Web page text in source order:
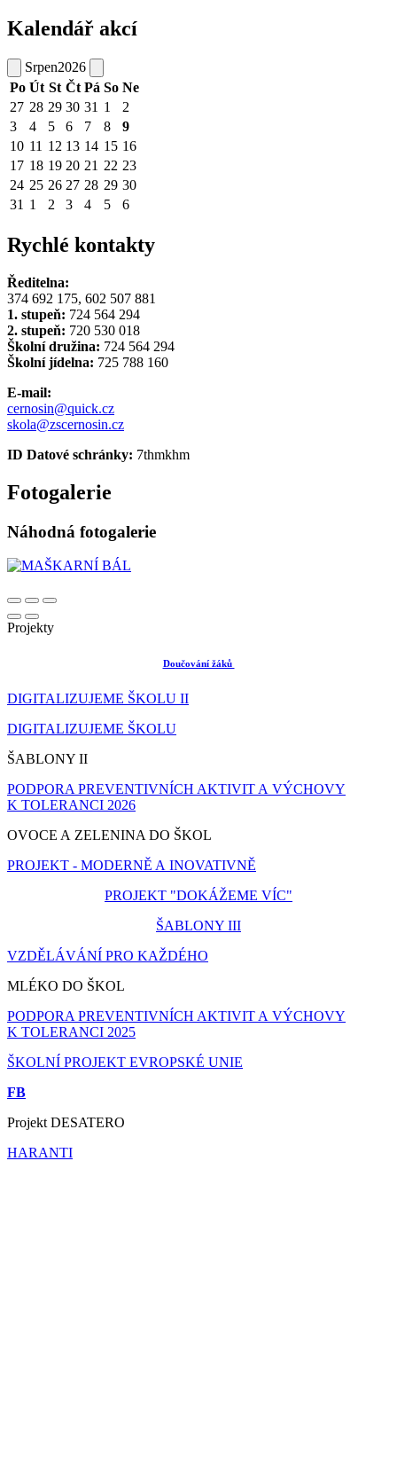
Kalendář akcí
Srpen2026
Po Út St Čt Pá So Ne
27 28 29 30 31 1
2
3
4 5 6 7 8
9
10 11 12 13 14 15 16
17 18 19 20 21 22 23
24 25 26 27 28 29 30
31 1 2 3 4 5 6
Rychlé kontakty
Ředitelna:
374 692 175, 602 507 881
1. stupeň: 724 564 294
2. stupeň: 720 530 018
Školní družina: 724 564 294
Školní jídelna: 725 788 160
E-mail:
cernosin@quick.cz
skola@zscernosin.cz
ID Datové schránky: 7thmkhm
Fotogalerie
Náhodná fotogalerie
Projekty
Doučování žáků
DIGITALIZUJEME ŠKOLU II
DIGITALIZUJEME ŠKOLU
ŠABLONY II
PODPORA PREVENTIVNÍCH AKTIVIT A VÝCHOVY
K TOLERANCI 2026
OVOCE A ZELENINA DO ŠKOL
PROJEKT - MODERNĚ A INOVATIVNĚ
PROJEKT "DOKÁŽEME VÍC"
ŠABLONY III
VZDĚLÁVÁNÍ PRO KAŽDÉHO
MLÉKO DO ŠKOL
PODPORA PREVENTIVNÍCH AKTIVIT A VÝCHOVY
K TOLERANCI 2025
ŠKOLNÍ PROJEKT EVROPSKÉ UNIE
FB
Projekt DESATERO
HARANTI